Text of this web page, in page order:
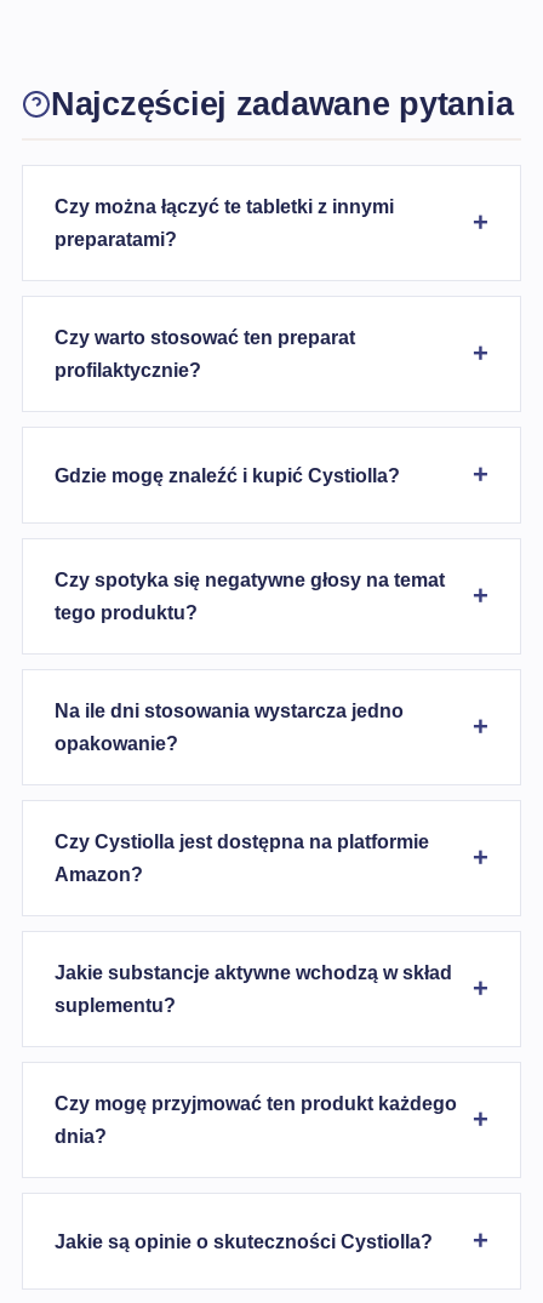
Najczęściej zadawane pytania
Czy można łączyć te tabletki z innymi
preparatami?
Czy warto stosować ten preparat
profilaktycznie?
Gdzie mogę znaleźć i kupić Cystiolla?
Czy spotyka się negatywne głosy na temat
tego produktu?
Na ile dni stosowania wystarcza jedno
opakowanie?
Czy Cystiolla jest dostępna na platformie
Amazon?
Jakie substancje aktywne wchodzą w skład
suplementu?
Czy mogę przyjmować ten produkt każdego
dnia?
Jakie są opinie o skuteczności Cystiolla?